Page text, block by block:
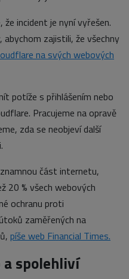
že incident je nyní vyřešen.
abychom zajistili, že všechny
na svých webových
potíže s přihlášením nebo
Pracujeme na opravě
zda se neobjeví další
část internetu,
20 % všech webových
ochranu proti
zaměřených na
píše web Financial Times.
spolehliví